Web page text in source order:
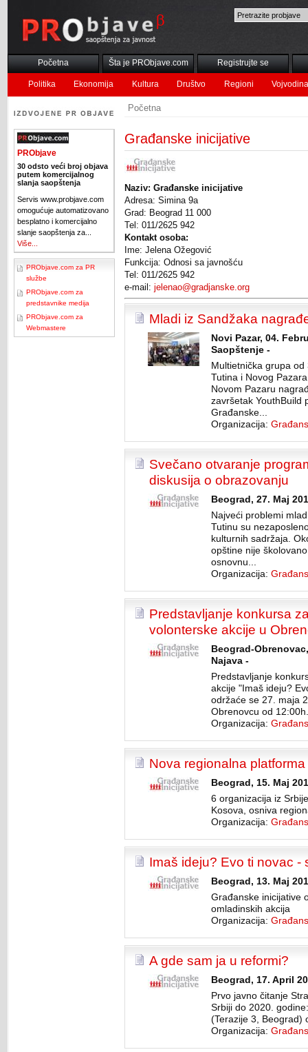
Početna Šta je PRObjave.com Registrujte se
Politika Ekonomija Kultura Društvo Regioni Vojvodina
Početna
Građanske inicijative
Naziv: Građanske inicijative
Adresa: Simina 9a
Grad: Beograd 11 000
Tel: 011/2625 942
Kontakt osoba:
Ime: Jelena Ožegović
Funkcija: Odnosi sa javnošću
Tel: 011/2625 942
e-mail: jelenao@gradjanske.org
Mladi iz Sandžaka
Novi Pazar, 04.
Saopštenje -
Multietnička grupa
Tutina i Novog
Novom Pazaru
završetak YouthBuild
Građanske...
Organizacija:
Svečano otvaranje
diskusija o obrazovanju
Beograd, 27. Maj
Najveći problemi
Tutinu su
kulturnih sadržaja.
opštine nije
osnovnu...
Organizacija:
Predstavljanje konkursa
volonterske akcije u
Beograd-
Najava -
Predstavljanje
akcije "Imaš ideju?
održaće se 27. maja
Obrenovcu od 12:00h.
Organizacija:
Nova regionalna
Beograd, 15. Maj
6 organizacija iz
Kosova, osniva
Organizacija:
Imaš ideju? Evo ti novac -
Beograd, 13. Maj
Građanske inicijative
omladinskih akcija
Organizacija:
A gde sam ja u reformi?
Beograd, 17. April
Prvo javno čitanje
Srbiji do 2020.
(Terazije 3, Beograd)
Organizacija:
PRObjave
30 odsto veći broj objava
putem komercijalnog
slanja saopštenja
Servis www.probjave.com
omogućuje automatizovano
besplatno i komercijalno
slanje saopštenja za...
Više...
PRObjave.com za PR
službe
PRObjave.com za
predstavnike medija
PRObjave.com za
Webmastere